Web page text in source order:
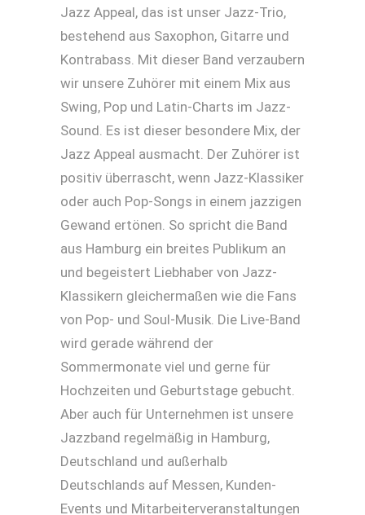
Jazz Appeal, das ist unser Jazz-Trio,
bestehend aus Saxophon, Gitarre und
Kontrabass. Mit dieser Band verzaubern
wir unsere Zuhörer mit einem Mix aus
Swing, Pop und Latin-Charts im Jazz-
Sound. Es ist dieser besondere Mix, der
Jazz Appeal ausmacht. Der Zuhörer ist
positiv überrascht, wenn Jazz-Klassiker
oder auch Pop-Songs in einem jazzigen
Gewand ertönen. So spricht die Band
aus Hamburg ein breites Publikum an
und begeistert Liebhaber von Jazz-
Klassikern gleichermaßen wie die Fans
von Pop- und Soul-Musik. Die Live-Band
wird gerade während der
Sommermonate viel und gerne für
Hochzeiten und Geburtstage gebucht.
Aber auch für Unternehmen ist unsere
Jazzband regelmäßig in Hamburg,
Deutschland und außerhalb
Deutschlands auf Messen, Kunden-
Events und Mitarbeiterveranstaltungen